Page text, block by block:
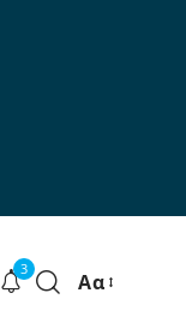
3 Αα